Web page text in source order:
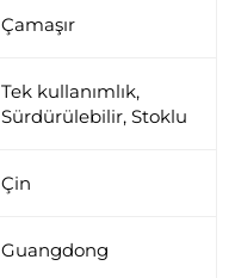
Çamaşır
Tek kullanımlık,
Sürdürülebilir, Stoklu
Çin
Guangdong